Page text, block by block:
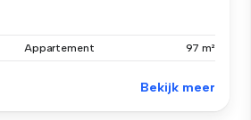
Appartement 97 m²
Bekijk meer